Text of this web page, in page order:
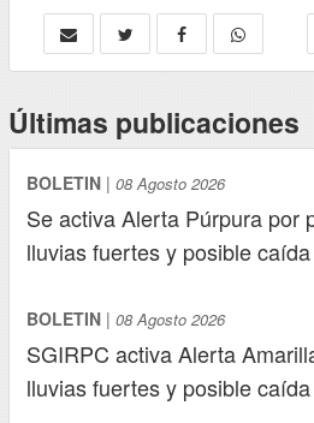
Últimas publicaciones
BOLETIN | 08 Agosto 2026
Se activa Alerta Púrpura por
lluvias fuertes y posible
BOLETIN | 08 Agosto 2026
SGIRPC activa Alerta
lluvias fuertes y posible